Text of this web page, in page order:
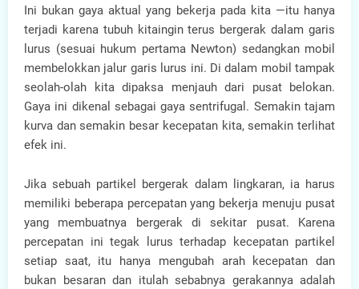
Ini bukan gaya aktual yang bekerja pada kita —itu hanya
terjadi karena tubuh kitaingin terus bergerak dalam garis
lurus (sesuai hukum pertama Newton) sedangkan mobil
membelokkan jalur garis lurus ini. Di dalam mobil tampak
seolah-olah kita dipaksa menjauh dari pusat belokan.
Gaya ini dikenal sebagai gaya sentrifugal. Semakin tajam
kurva dan semakin besar kecepatan kita, semakin terlihat
efek ini.
Jika sebuah partikel bergerak dalam lingkaran, ia harus
memiliki beberapa percepatan yang bekerja menuju pusat
yang membuatnya bergerak di sekitar pusat. Karena
percepatan ini tegak lurus terhadap kecepatan partikel
setiap saat, itu hanya mengubah arah kecepatan dan
bukan besaran dan itulah sebabnya gerakannya adalah